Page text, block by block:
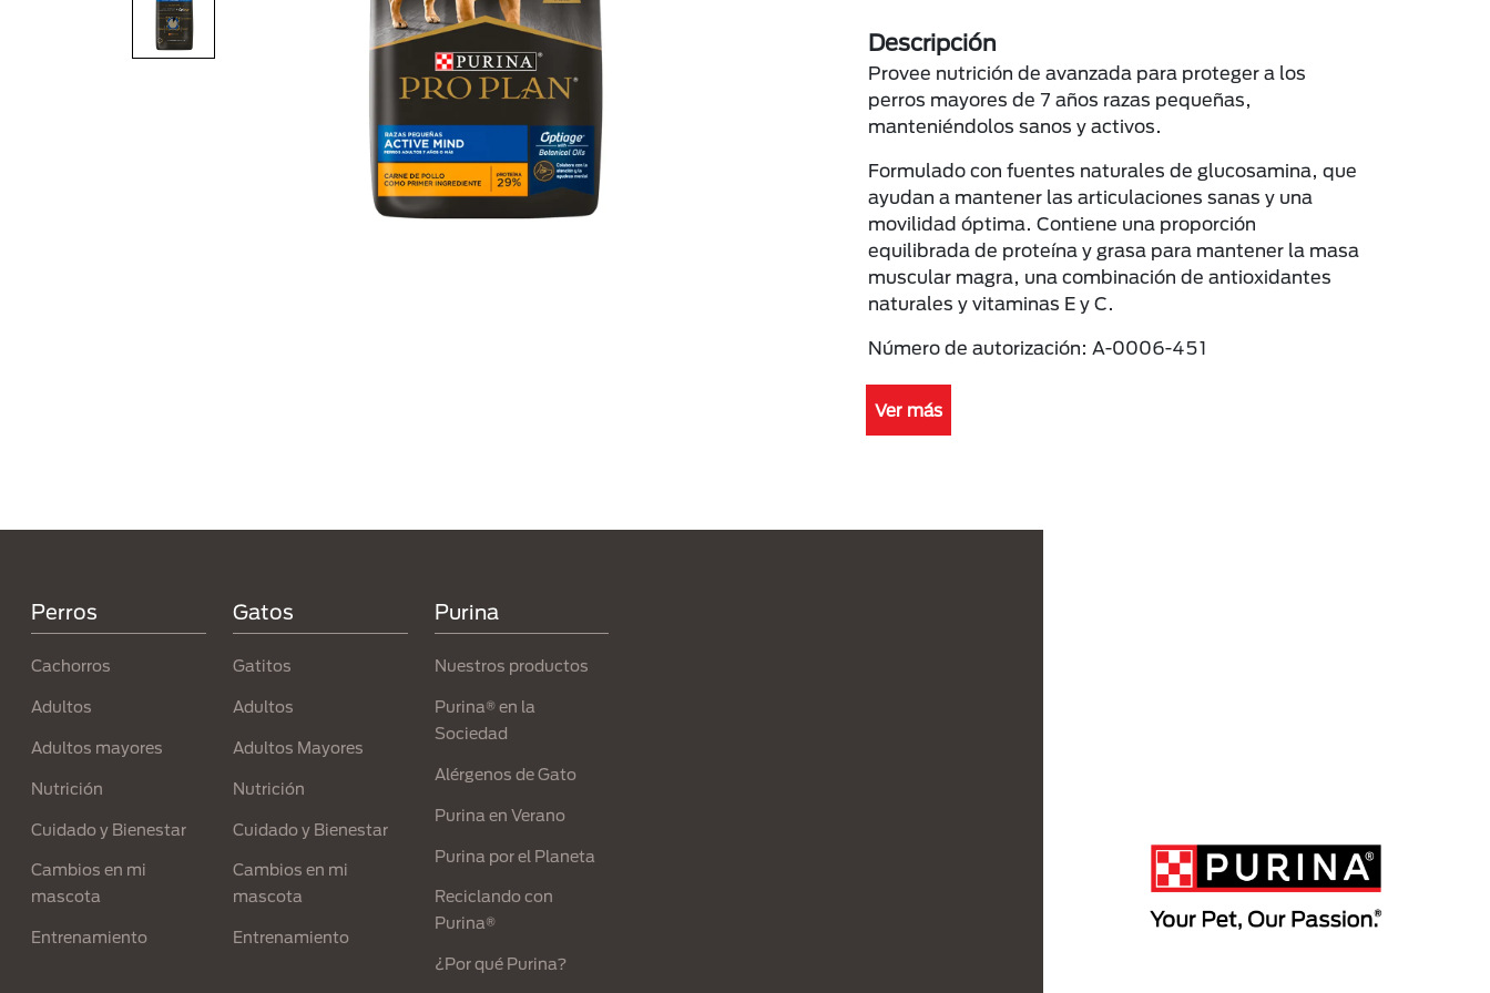
Descripción
Provee nutrición de avanzada para proteger a los
perros mayores de 7 años razas pequeñas,
manteniéndolos sanos y activos.
Formulado con fuentes naturales de glucosamina, que
ayudan a mantener las articulaciones sanas y una
movilidad óptima. Contiene una proporción
equilibrada de proteína y grasa para mantener la masa
muscular magra, una combinación de antioxidantes
naturales y vitaminas E y C.
Número de autorización: A-0006-451
Ver más
Perros
Cachorros
Adultos
Adultos mayores
Nutrición
Cuidado y Bienestar
Cambios en mi
mascota
Entrenamiento
Gatos
Gatitos
Adultos
Adultos Mayores
Nutrición
Cuidado y Bienestar
Cambios en mi
mascota
Entrenamiento
Purina
Nuestros productos
Purina® en la
Sociedad
Alérgenos de Gato
Purina en Verano
Purina por el Planeta
Reciclando con
Purina®
¿Por qué Purina?